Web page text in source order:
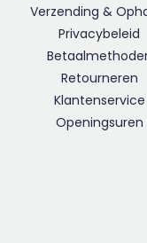
Verzending &
Privacybeleid
Retourneren
Klantenservice
Openingsuren